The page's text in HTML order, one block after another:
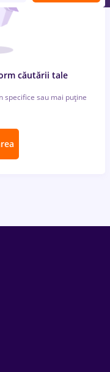
căutării tale
specifice sau mai puține